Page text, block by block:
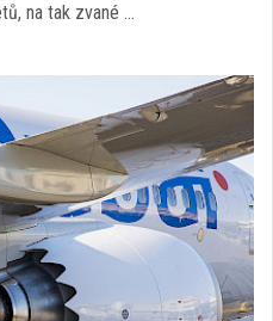
na tak zvané …